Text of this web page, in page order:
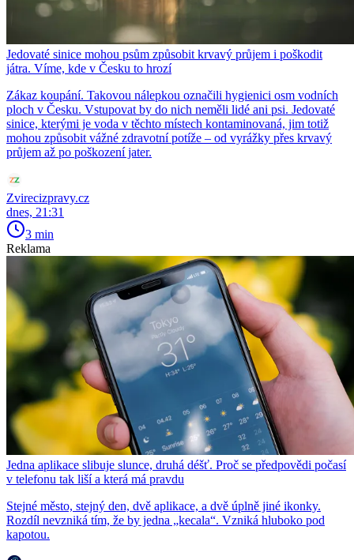
Jedovaté sinice mohou psům způsobit krvavý průjem i poškodit
játra. Víme, kde v Česku to hrozí
Zákaz koupání. Takovou nálepkou označili hygienici osm vodních
ploch v Česku. Vstupovat by do nich neměli lidé ani psi. Jedovaté
sinice, kterými je voda v těchto místech kontaminovaná, jim totiž
mohou způsobit vážné zdravotní potíže – od vyrážky přes krvavý
průjem až po poškození jater.
Zvirecizpravy.cz
dnes, 21:31
3 min
Reklama
Jedna aplikace slibuje slunce, druhá déšť. Proč se předpovědi počasí
v telefonu tak liší a která má pravdu
Stejné město, stejný den, dvě aplikace, a dvě úplně jiné ikonky.
Rozdíl nevzniká tím, že by jedna „kecala“. Vzniká hluboko pod
kapotou.